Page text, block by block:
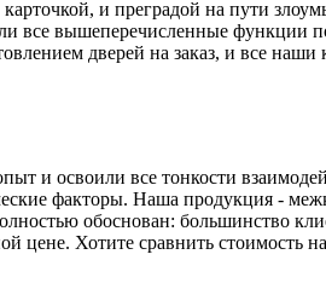
и преградой на пути
все вышеперечисленные
дверей на заказ, и все
и освоили все тонкости
факторы. Наша продукция -
обоснован: большинство
цене. Хотите сравнить